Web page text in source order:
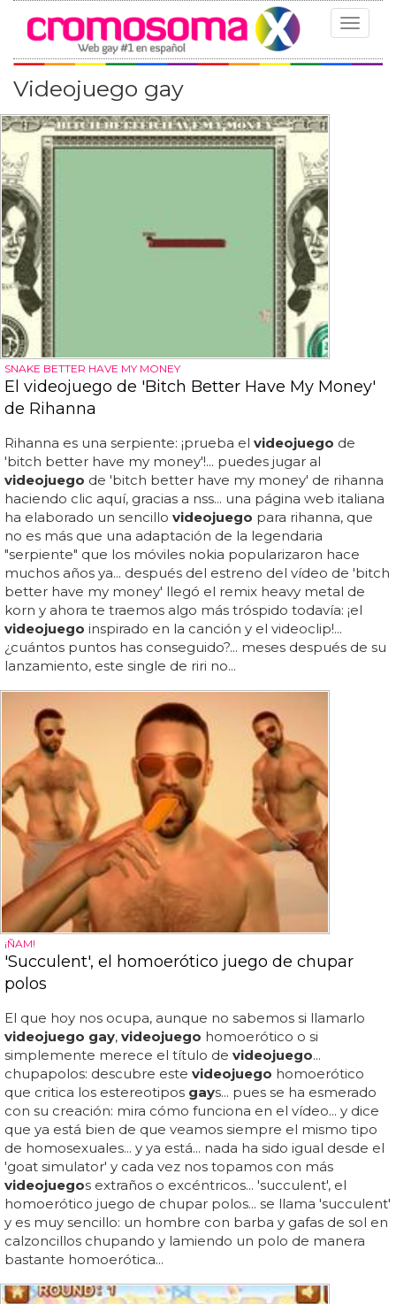
Toggle
Videojuego gay
SNAKE BETTER HAVE MY MONEY
El videojuego de 'Bitch Better Have My Money'
de Rihanna
Rihanna es una serpiente: ¡prueba el videojuego de
'bitch better have my money'!... puedes jugar al
videojuego de 'bitch better have my money' de rihanna
haciendo clic aquí, gracias a nss... una página web italiana
ha elaborado un sencillo videojuego para rihanna, que
no es más que una adaptación de la legendaria
"serpiente" que los móviles nokia popularizaron hace
muchos años ya... después del estreno del vídeo de 'bitch
better have my money' llegó el remix heavy metal de
korn y ahora te traemos algo más tróspido todavía: ¡el
videojuego inspirado en la canción y el videoclip!...
¿cuántos puntos has conseguido?... meses después de su
lanzamiento, este single de riri no...
¡ÑAM!
'Succulent', el homoerótico juego de chupar
polos
El que hoy nos ocupa, aunque no sabemos si llamarlo
videojuego gay, videojuego homoerótico o si
simplemente merece el título de videojuego...
chupapolos: descubre este videojuego homoerótico
que critica los estereotipos gays... pues se ha esmerado
con su creación: mira cómo funciona en el vídeo... y dice
que ya está bien de que veamos siempre el mismo tipo
de homosexuales... y ya está... nada ha sido igual desde el
'goat simulator' y cada vez nos topamos con más
videojuegos extraños o excéntricos... 'succulent', el
homoerótico juego de chupar polos... se llama 'succulent'
y es muy sencillo: un hombre con barba y gafas de sol en
calzoncillos chupando y lamiendo un polo de manera
bastante homoerótica...